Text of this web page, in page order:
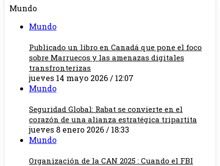
Mundo
Mundo
Publicado un libro en Canadá que pone el foco
sobre Marruecos y las amenazas digitales
transfronterizas
jueves 14 mayo 2026 / 12:07
Mundo
Seguridad Global: Rabat se convierte en el
corazón de una alianza estratégica tripartita
jueves 8 enero 2026 / 18:33
Mundo
Organización de la CAN 2025 : Cuando el FBI